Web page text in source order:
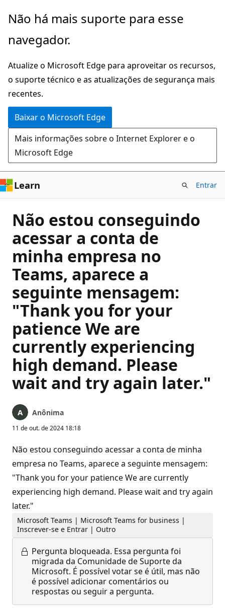
Pular
o
principal
Não há mais suporte para esse
navegador.
Atualize o Microsoft Edge para aproveitar os recursos,
o suporte técnico e as atualizações de segurança mais
recentes.
Baixar o Microsoft Edge
Mais informações sobre o Internet Explorer e o
Microsoft Edge
Learn Entrar
Não estou conseguindo
acessar a conta de
minha empresa no
Teams, aparece a
seguinte mensagem:
"Thank you for your
patience We are
currently experiencing
high demand. Please
wait and try again later."
Anônima
11 de out. de 2024 18:18
Não estou conseguindo acessar a conta de minha
empresa no Teams, aparece a seguinte mensagem:
"Thank you for your patience We are currently
experiencing high demand. Please wait and try again
later."
Microsoft Teams | Microsoft Teams for business |
Inscrever-se e Entrar | Outro
Pergunta bloqueada. Essa pergunta foi
migrada da Comunidade de Suporte da
Microsoft. É possível votar se é útil, mas não
é possível adicionar comentários ou
respostas ou seguir a pergunta.